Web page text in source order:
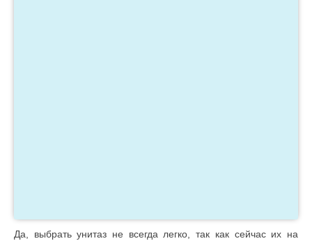
Да, выбрать унитаз не всегда легко, так как сейчас их на